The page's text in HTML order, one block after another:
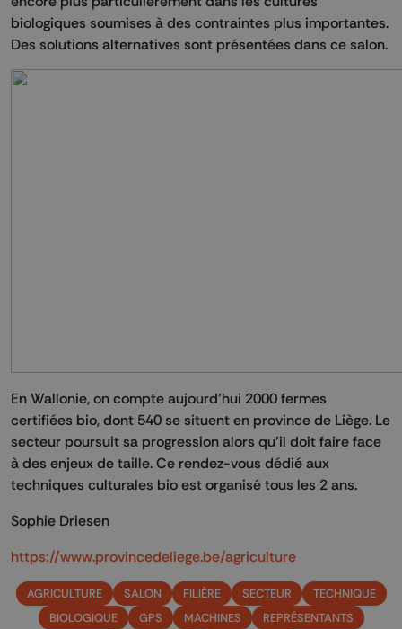
biologiques soumises à des contraintes plus importantes.
Des solutions alternatives sont présentées dans ce salon.
En Wallonie, on compte aujourd’hui 2000 fermes
certifiées bio, dont 540 se situent en province de Liège. Le
secteur poursuit sa progression alors qu’il doit faire face
à des enjeux de taille. Ce rendez-vous dédié aux
techniques culturales bio est organisé tous les 2 ans.
Sophie Driesen
https://www.provincedeliege.be/agriculture
AGRICULTURE SALON FILIÈRE SECTEUR
TECHNIQUE
BIOLOGIQUE
GPS MACHINES
REPRÉSENTANTS